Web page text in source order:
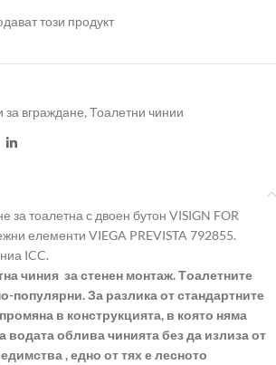
този продукт
за вграждане, Тоалетни чинии
за тоалетна с двоен бутон VISIGN FOR
елементи VIEGA PREVISTA 792855.
ICC.
чиния за стенен монтаж. Тоалетните
популярни.За разлика от стандартните
в конструкцията, в която няма
водата облива чинията без да излиза от
, едно от тях е лесното